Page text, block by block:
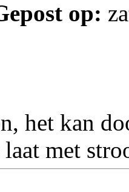
op:
het kan
met